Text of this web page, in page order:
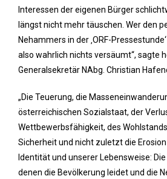
Interessen der eigenen Bürger
längst nicht mehr täuschen. Wer den
Nehammers in der ‚ORF-
also wahrlich nichts versäumt“, sagte
Generalsekretär NAbg. Christian
„Die Teuerung, die
österreichischen Sozialstaat, der
Wettbewerbsfähigkeit, des
Sicherheit und nicht zuletzt die
Identität und unserer Lebensweise:
denen die Bevölkerung leidet und die